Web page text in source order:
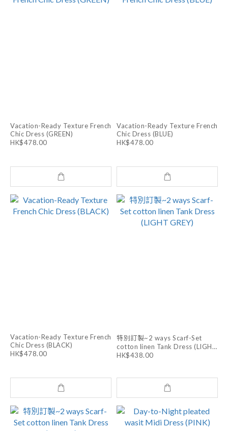
Vacation-Ready Texture French
Chic Dress (GREEN)
HK$478.00
Vacation-Ready Texture French
Chic Dress (BLUE)
HK$478.00
Vacation-Ready Texture French
Chic Dress (BLACK)
HK$478.00
特別訂製~2 ways Scarf-Set
cotton linen Tank Dress (LIGHT
GREY)
HK$438.00